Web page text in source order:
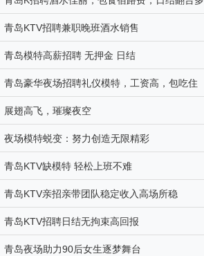
青岛KTV招聘兼职晚班酒水销售
青岛模特高薪招聘 无押金 日结
青岛豪华夜场招聘礼仪模特，工资高，包吃住
展翅高飞，璀璨夜空
夜场模特蜕变：努力创造无限精彩
青岛KTV缺模特 轻松上班不难
青岛KTV亲招亲带团队稳定收入高场所稳
青岛KTV招聘日结无拘束高回报
青岛夜场助力90后女生逐梦舞台